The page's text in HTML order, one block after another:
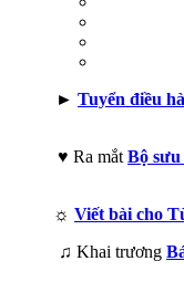
► Tuyển điều
♥ Ra mắt Bộ
☼ Viết bài cho
♫ Khai trương